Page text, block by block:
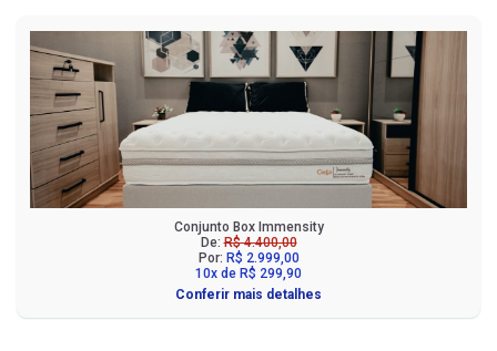
Conjunto Box Immensity
De:R$ 4.400,00
Por: R$ 2.999,00
10x de R$ 299,90
Conferir mais detalhes